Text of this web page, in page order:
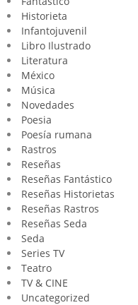
Historieta
Infantojuvenil
Libro Ilustrado
Literatura
México
Música
Novedades
Poesia
Poesía rumana
Rastros
Reseñas
Reseñas Fantástico
Reseñas Historietas
Reseñas Rastros
Reseñas Seda
Seda
Series TV
Teatro
TV & CINE
Uncategorized